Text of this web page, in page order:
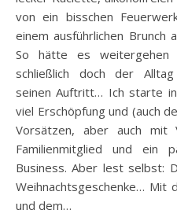
von ein bisschen
einem ausführlichen
So hätte es weitergehen
schließlich doch der
seinen Auftritt… Ich starte
viel Erschöpfung und (auch
Vorsätzen, aber auch mit
Familienmitglied und ein
Business. Aber lest selbst:
Weihnachtsgeschenke… Mit
und dem…